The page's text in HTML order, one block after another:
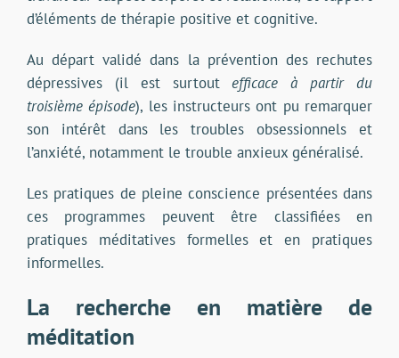
d’éléments de thérapie positive et cognitive.
Au départ validé dans la prévention des rechutes
dépressives (il est surtoutefficace à partir du
troisième épisode), les instructeurs ont pu remarquer
son intérêt dans les troubles obsessionnels et
l’anxiété, notamment le trouble anxieux généralisé.
Les pratiques de pleine conscience présentées dans
ces programmes peuvent être classifiées en
pratiques méditatives formelles et en pratiques
informelles.
La recherche en matière de
méditation